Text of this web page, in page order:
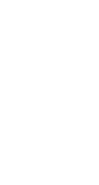
Cicha
Mistrzowie
Jak Ewa